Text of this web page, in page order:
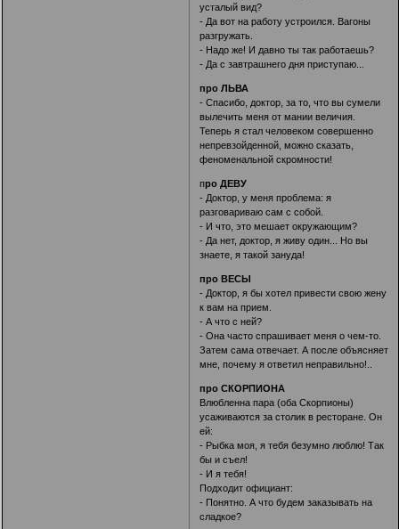
усталый вид?
- Да вот на работу устроился. Вагоны
разгружать.
- Надо же! И давно ты так работаешь?
- Да с завтрашнего дня приступаю...
про ЛЬВА
- Спасибо, доктор, за то, что вы сумели
вылечить меня от мании величия.
Теперь я стал человеком совершенно
непревзойденной, можно сказать,
феноменальной скромности!
про ДЕВУ
- Доктор, у меня проблема: я
разговариваю сам с собой.
- И что, это мешает окружающим?
- Да нет, доктор, я живу один... Но вы
знаете, я такой зануда!
про ВЕСЫ
- Доктор, я бы хотел привести свою жену
к вам на прием.
- А что с ней?
- Она часто спрашивает меня о чем-то.
Затем сама отвечает. А после объясняет
мне, почему я ответил неправильно!..
про СКОРПИОНА
Влюбленна пара (оба Скорпионы)
усаживаются за столик в ресторане. Он
ей:
- Рыбка моя, я тебя безумно люблю! Так
бы и съел!
- И я тебя!
Подходит официант:
- Понятно. А что будем заказывать на
сладкое?